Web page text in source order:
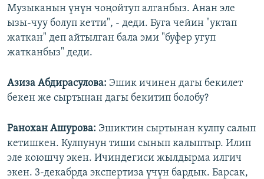
Музыканын үнүн чоңойтуп алганбыз. Анан эле
ызы-чуу болуп кетти", - деди. Буга чейин "уктап
жаткан" деп айтылган бала эми "буфер угуп
жатканбыз" деди.
Азиза Абдирасулова: Эшик ичинен дагы бекилет
бекен же сыртынан дагы бекитип болобу?
Ранохан Ашурова: Эшиктин сыртынан кулпу салып
кетишкен. Кулпунун тиши сынып калыптыр. Илип
эле коюшчу экен. Ичиндегиси жылдырма илгич
экен. 3-декабрда экспертиза үчүн бардык. Барсак,